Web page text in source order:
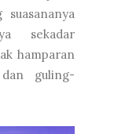
sekadar
hamparan
guling-